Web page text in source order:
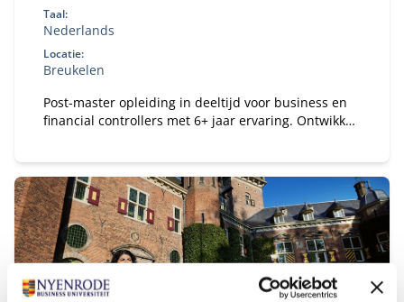
Taal:
Nederlands
Locatie:
Breukelen
Post-master opleiding in deeltijd voor business en
financial controllers met 6+ jaar ervaring. Ontwikkel